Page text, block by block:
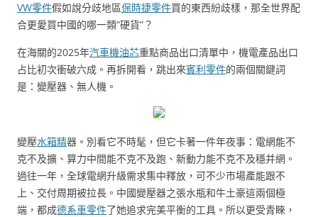
VW零件假如說分歧地區保時捷零件買的東西紛歧樣，那全世界配
合更愛買中國的哪一類“硬貨”？
在海關的2025年汽車機油芯重點商品出口清單中，機電產品出口
占比初次衝破六成。再拆開看，跳出來賓利零件的兩個關鍵詞
是：變壓器、無人機。
變壓水箱精器。別看它不時髦，但它卡著一件年夜事：電網能不
克不及擴、算力中間能不克不及跑、新動力能不克不及穩并網。
過往一年，全球電網升級需求集中釋放，可不少市場產能跟不
上、交付周期被拉長。中國變壓器之張水瓶和牛土豪這兩個極
端，都成德系車零件了她追求完美平衡的工具。所以更受青睞，